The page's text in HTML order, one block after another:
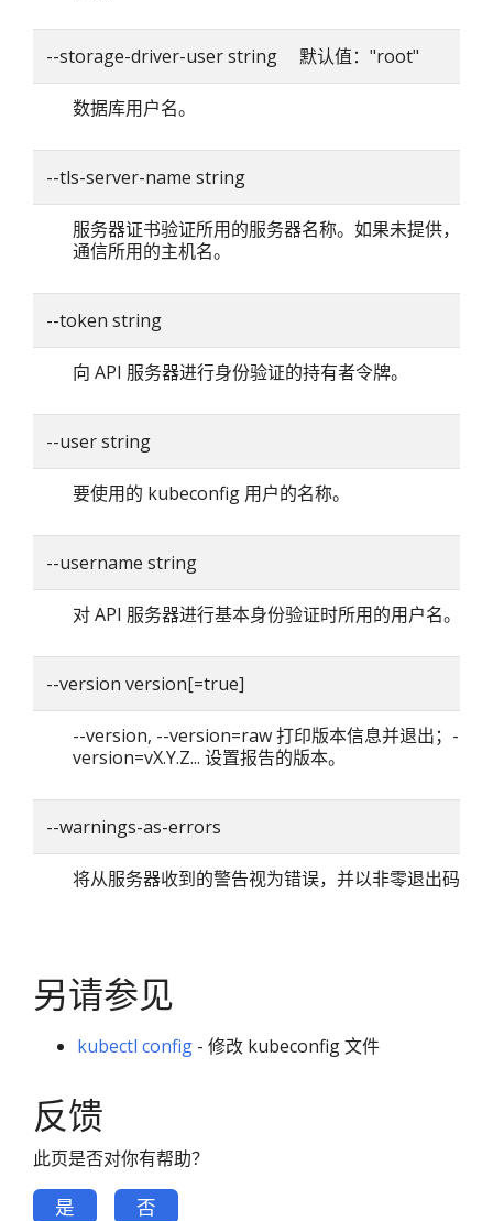
--storage-driver-user string 默认值："root"
数据库用户名。
--tls-server-name string
服务器证书验证所用的服务器名称。如果未提供，则
通信所用的主机名。
--token string
向 API 服务器进行身份验证的持有者令牌。
--user string
要使用的 kubeconfig 用户的名称。
--username string
对 API 服务器进行基本身份验证时所用的用户名。
--version version[=true]
--version, --version=raw 打印版本信息并退出；--
version=vX.Y.Z... 设置报告的版本。
--warnings-as-errors
将从服务器收到的警告视为错误，并以非零退出码退
另请参见
kubectl config - 修改 kubeconfig 文件
反馈
此页是否对你有帮助？
是 否